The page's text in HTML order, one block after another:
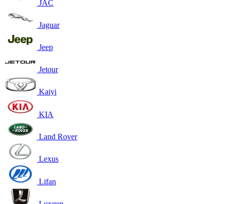
JAC
Jaguar
Jeep
Jetour
Kaiyi
KIA
Land Rover
Lexus
Lifan